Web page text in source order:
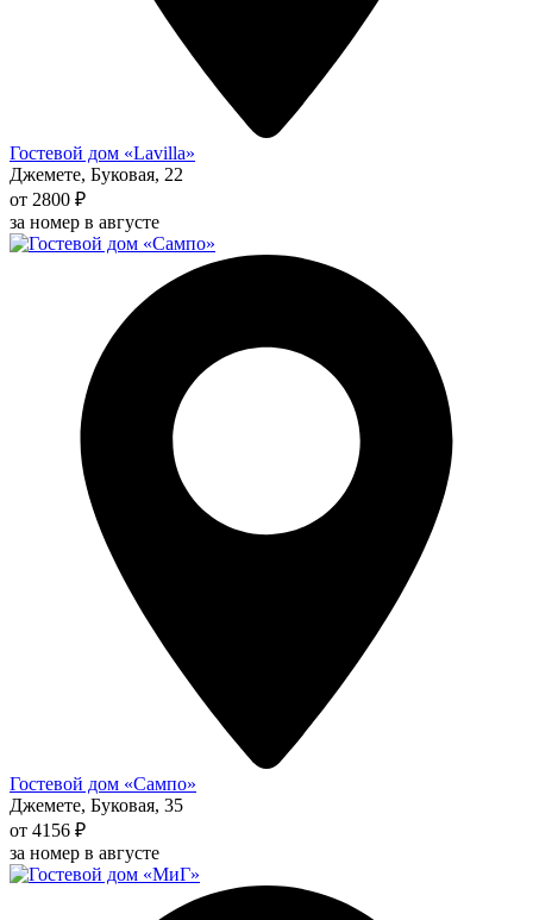
Гостевой дом «Lavilla»
Джемете, Буковая, 22
от 2800 ₽
за номер в августе
Гостевой дом «Сампо»
Джемете, Буковая, 35
от 4156 ₽
за номер в августе